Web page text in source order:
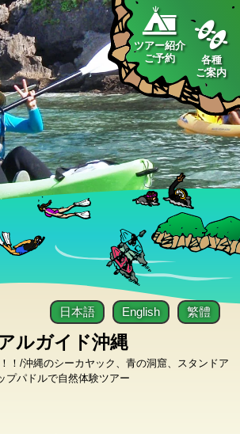
ツアー紹介
ご予約
各種
ご案内
ルガイド沖縄
！/沖縄のシーカヤック、青の洞窟、スタンドア
プパドルで自然体験ツアー
日本語 English 繁體